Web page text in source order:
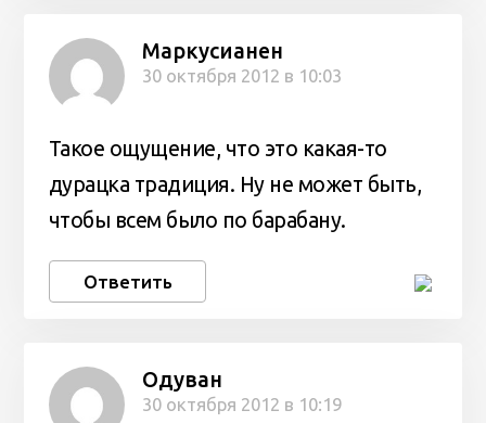
Маркусианен
30 октября 2012 в 10:03
Такое ощущение, что это какая-то
дурацка традиция. Ну не может быть,
чтобы всем было по барабану.
Ответить
Одуван
30 октября 2012 в 10:19